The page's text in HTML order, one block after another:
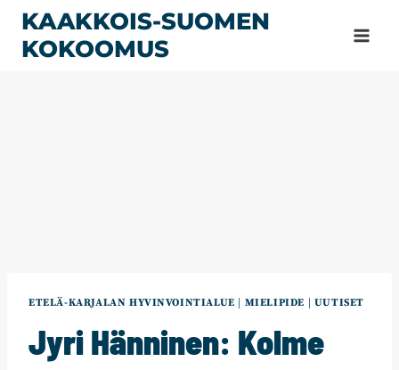
Siirry
sisältöön
KAAKKOIS-SUOMEN
KOKOOMUS
ETELÄ-KARJALAN HYVINVOINTIALUE | MIELIPIDE | UUTISET
Jyri Hänninen: Kolme